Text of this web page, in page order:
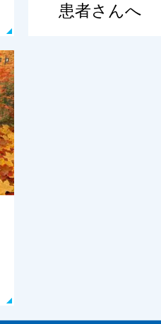
患者さんへ